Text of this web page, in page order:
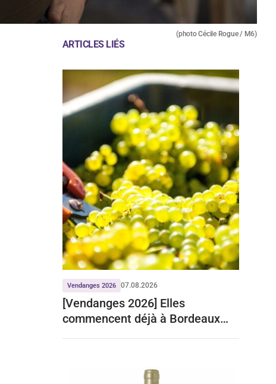
(photo Cécile Rogue / M6)
ARTICLES LIÉS
Vendanges 2026 07.08.2026
[Vendanges 2026] Elles
commencent déjà à Bordeaux